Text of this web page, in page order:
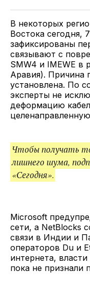
TwitterFacebook
В некоторых
Востока сегодня,
зафиксированы
связывают с
SMW4 и IMEWE в
Аравия). Причина
установлена. По
эксперты не
деформацию
Чтобы получать
лишнего шума,
«Сегодня».
Microsoft
сети, а NetBlocks
связи в Индии и
операторов Du и
интернета,
пока не признали